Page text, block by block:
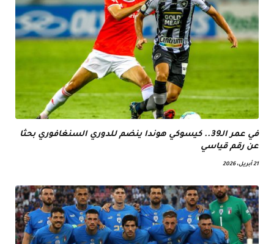
في عمر الـ39.. كيسوكي هوندا ينضم للدوري السنغافوري بحثا
عن رقم قياسي
21 أبريل، 2026